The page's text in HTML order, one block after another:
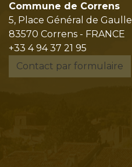
Commune de Correns
5, Place Général de Gaulle
83570 Correns - FRANCE
+33 4 94 37 21 95
Contact par formulaire